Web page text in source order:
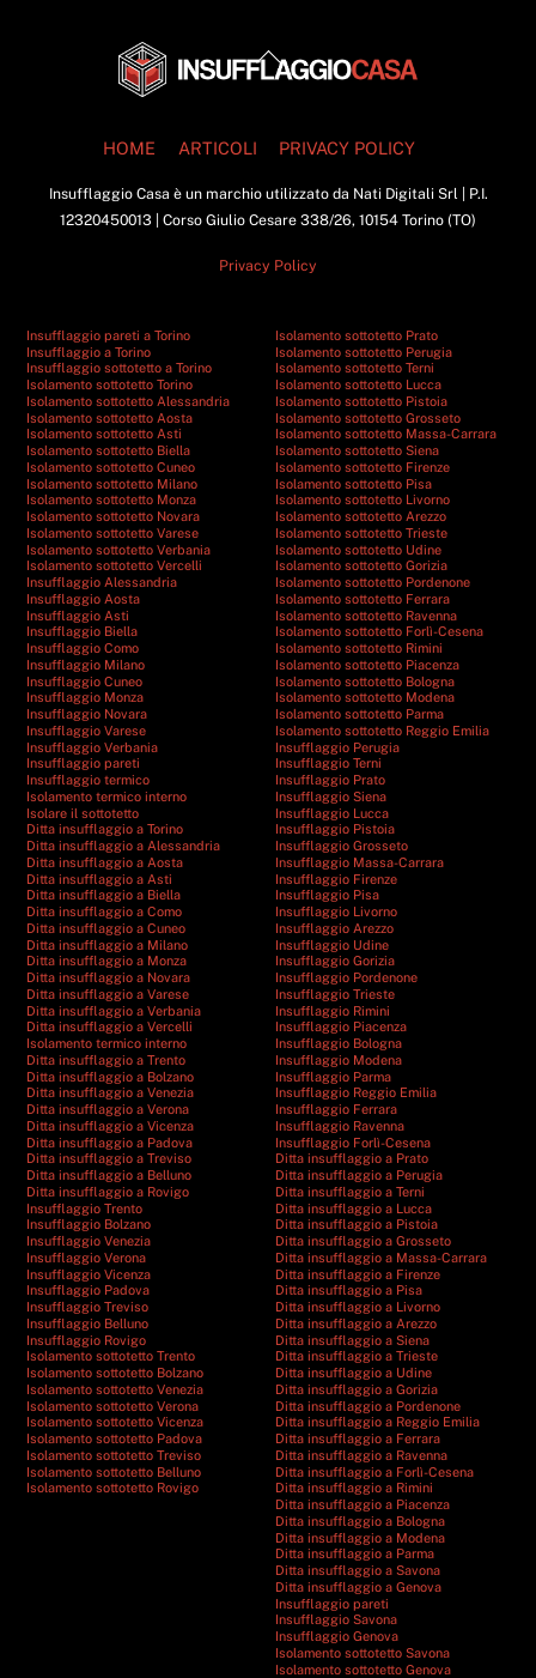
Back
To
HOME
ARTICOLI PRIVACY POLICY
Insufflaggio Casa è un marchio utilizzato da Nati Digitali Srl | P.I.
12320450013 | Corso Giulio Cesare 338/26, 10154 Torino (TO)
Privacy Policy
Insufflaggio pareti a Torino
Insufflaggio a Torino
Insufflaggio sottotetto a Torino
Isolamento sottotetto Torino
Isolamento sottotetto Alessandria
Isolamento sottotetto Aosta
Isolamento sottotetto Asti
Isolamento sottotetto Biella
Isolamento sottotetto Cuneo
Isolamento sottotetto Milano
Isolamento sottotetto Monza
Isolamento sottotetto Novara
Isolamento sottotetto Varese
Isolamento sottotetto Verbania
Isolamento sottotetto Vercelli
Insufflaggio Alessandria
Insufflaggio Aosta
Insufflaggio Asti
Insufflaggio Biella
Insufflaggio Como
Insufflaggio Milano
Insufflaggio Cuneo
Insufflaggio Monza
Insufflaggio Novara
Insufflaggio Varese
Insufflaggio Verbania
Insufflaggio pareti
Insufflaggio termico
Isolamento termico interno
Isolare il sottotetto
Ditta insufflaggio a Torino
Ditta insufflaggio a Alessandria
Ditta insufflaggio a Aosta
Ditta insufflaggio a Asti
Ditta insufflaggio a Biella
Ditta insufflaggio a Como
Ditta insufflaggio a Cuneo
Ditta insufflaggio a Milano
Ditta insufflaggio a Monza
Ditta insufflaggio a Novara
Ditta insufflaggio a Varese
Ditta insufflaggio a Verbania
Ditta insufflaggio a Vercelli
Isolamento termico interno
Ditta insufflaggio a Trento
Ditta insufflaggio a Bolzano
Ditta insufflaggio a Venezia
Ditta insufflaggio a Verona
Ditta insufflaggio a Vicenza
Ditta insufflaggio a Padova
Ditta insufflaggio a Treviso
Ditta insufflaggio a Belluno
Ditta insufflaggio a Rovigo
Insufflaggio Trento
Insufflaggio Bolzano
Insufflaggio Venezia
Insufflaggio Verona
Insufflaggio Vicenza
Insufflaggio Padova
Insufflaggio Treviso
Insufflaggio Belluno
Insufflaggio Rovigo
Isolamento sottotetto Trento
Isolamento sottotetto Bolzano
Isolamento sottotetto Venezia
Isolamento sottotetto Verona
Isolamento sottotetto Vicenza
Isolamento sottotetto Padova
Isolamento sottotetto Treviso
Isolamento sottotetto Belluno
Isolamento sottotetto Rovigo
Isolamento sottotetto Prato
Isolamento sottotetto Perugia
Isolamento sottotetto Terni
Isolamento sottotetto Lucca
Isolamento sottotetto Pistoia
Isolamento sottotetto Grosseto
Isolamento sottotetto Massa-Carrara
Isolamento sottotetto Siena
Isolamento sottotetto Firenze
Isolamento sottotetto Pisa
Isolamento sottotetto Livorno
Isolamento sottotetto Arezzo
Isolamento sottotetto Trieste
Isolamento sottotetto Udine
Isolamento sottotetto Gorizia
Isolamento sottotetto Pordenone
Isolamento sottotetto Ferrara
Isolamento sottotetto Ravenna
Isolamento sottotetto Forlì-Cesena
Isolamento sottotetto Rimini
Isolamento sottotetto Piacenza
Isolamento sottotetto Bologna
Isolamento sottotetto Modena
Isolamento sottotetto Parma
Isolamento sottotetto Reggio Emilia
Insufflaggio Perugia
Insufflaggio Terni
Insufflaggio Prato
Insufflaggio Siena
Insufflaggio Lucca
Insufflaggio Pistoia
Insufflaggio Grosseto
Insufflaggio Massa-Carrara
Insufflaggio Firenze
Insufflaggio Pisa
Insufflaggio Livorno
Insufflaggio Arezzo
Insufflaggio Udine
Insufflaggio Gorizia
Insufflaggio Pordenone
Insufflaggio Trieste
Insufflaggio Rimini
Insufflaggio Piacenza
Insufflaggio Bologna
Insufflaggio Modena
Insufflaggio Parma
Insufflaggio Reggio Emilia
Insufflaggio Ferrara
Insufflaggio Ravenna
Insufflaggio Forlì-Cesena
Ditta insufflaggio a Prato
Ditta insufflaggio a Perugia
Ditta insufflaggio a Terni
Ditta insufflaggio a Lucca
Ditta insufflaggio a Pistoia
Ditta insufflaggio a Grosseto
Ditta insufflaggio a Massa-Carrara
Ditta insufflaggio a Firenze
Ditta insufflaggio a Pisa
Ditta insufflaggio a Livorno
Ditta insufflaggio a Arezzo
Ditta insufflaggio a Siena
Ditta insufflaggio a Trieste
Ditta insufflaggio a Udine
Ditta insufflaggio a Gorizia
Ditta insufflaggio a Pordenone
Ditta insufflaggio a Reggio Emilia
Ditta insufflaggio a Ferrara
Ditta insufflaggio a Ravenna
Ditta insufflaggio a Forlì-Cesena
Ditta insufflaggio a Rimini
Ditta insufflaggio a Piacenza
Ditta insufflaggio a Bologna
Ditta insufflaggio a Modena
Ditta insufflaggio a Parma
Ditta insufflaggio a Savona
Ditta insufflaggio a Genova
Insufflaggio pareti
Insufflaggio Savona
Insufflaggio Genova
Isolamento sottotetto Savona
Isolamento sottotetto Genova